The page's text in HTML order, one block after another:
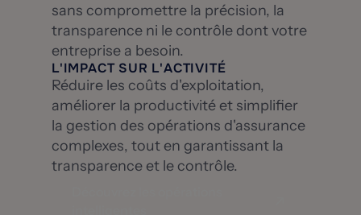
sans compromettre la précision, la
transparence ni le contrôle dont votre
entreprise a besoin.
L'IMPACT SUR L'ACTIVITÉ
Réduire les coûts d'exploitation,
améliorer la productivité et simplifier
la gestion des opérations d'assurance
complexes, tout en garantissant la
transparence et le contrôle.